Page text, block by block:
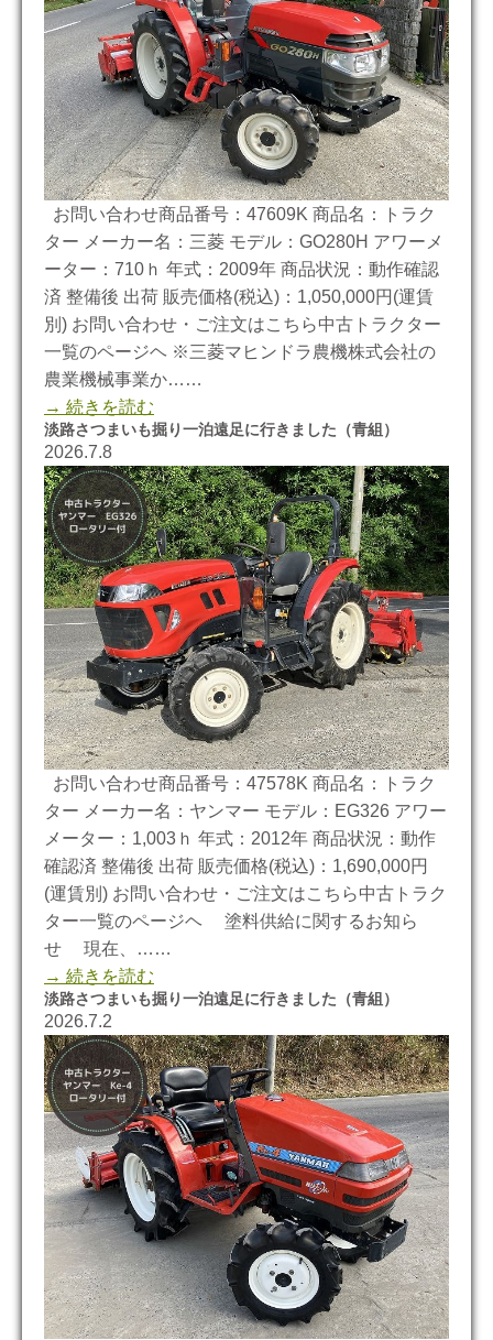
お問い合わせ商品番号：47609K 商品名：トラク
ター メーカー名：三菱 モデル：GO280H アワーメ
ーター：710ｈ 年式：2009年 商品状況：動作確認
済 整備後 出荷 販売価格(税込)：1,050,000円(運賃
別) お問い合わせ・ご注文はこちら中古トラクター
一覧のページヘ ※三菱マヒンドラ農機株式会社の
農業機械事業か……
→ 続きを読む
淡路さつまいも掘り一泊遠足に行きました（青組）
2026.7.8
お問い合わせ商品番号：47578K 商品名：トラク
ター メーカー名：ヤンマー モデル：EG326 アワー
メーター：1,003ｈ 年式：2012年 商品状況：動作
確認済 整備後 出荷 販売価格(税込)：1,690,000円
(運賃別) お問い合わせ・ご注文はこちら中古トラク
ター一覧のページヘ 塗料供給に関するお知ら
せ 現在、……
→ 続きを読む
淡路さつまいも掘り一泊遠足に行きました（青組）
2026.7.2